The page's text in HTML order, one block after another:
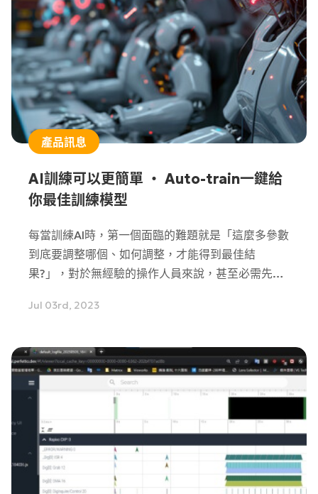
產品訊息
AI訓練可以更簡單 ‧ Auto-train一鍵給
你最佳訓練模型
每當訓練AI時，第一個面臨的難題就是「這麼多參數
到底要調整哪個、如何調整，才能得到最佳結
果?」，對於無經驗的操作人員來說，甚至必需先研
有什麼方法可以節省操作人員的學習成本及操作時間
能。
Jul 03rd, 2023